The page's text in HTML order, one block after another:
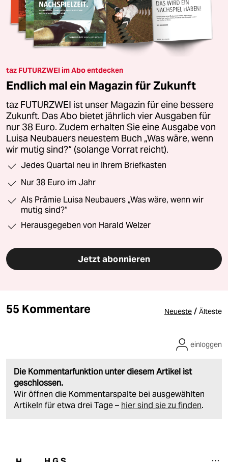
taz FUTURZWEI im Abo entdecken
Endlich mal ein Magazin für Zukunft
taz FUTURZWEI ist unser Magazin für eine bessere
Zukunft. Das Abo bietet jährlich vier Ausgaben für
nur 38 Euro. Zudem erhalten Sie eine Ausgabe von
Luisa Neubauers neuestem Buch „Was wäre, wenn
wir mutig sind?“ (solange Vorrat reicht).
Jedes Quartal neu in Ihrem Briefkasten
Nur 38 Euro im Jahr
Als Prämie Luisa Neubauers „Was wäre, wenn wir
mutig sind?“
Herausgegeben von Harald Welzer
Jetzt abonnieren
55 Kommentare Neueste / Älteste
Die Kommentarfunktion unter diesem Artikel ist
geschlossen.
Wir öffnen die Kommentarspalte bei ausgewählten
Artikeln für etwa drei Tage – hier sind sie zu finden.
einloggen